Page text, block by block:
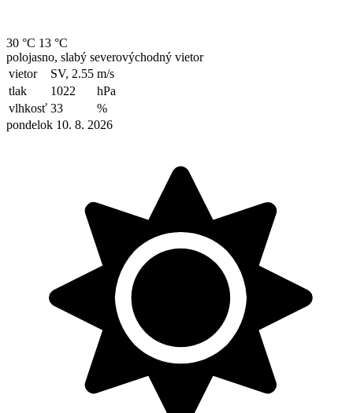
30 °C 13 °C
polojasno, slabý severovýchodný vietor
vietor
SV, 2.55 m/s
tlak
1022
hPa
vlhkosť 33
%
pondelok 10. 8. 2026